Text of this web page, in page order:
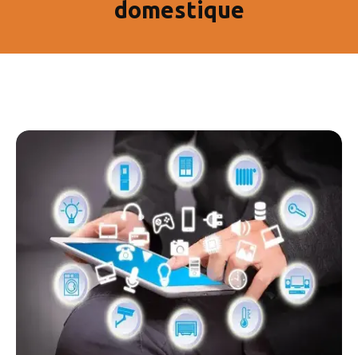
domestique